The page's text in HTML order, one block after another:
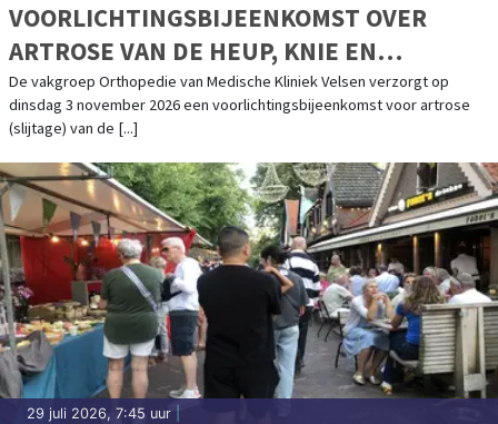
VOORLICHTINGSBIJEENKOMST OVER
ARTROSE VAN DE HEUP, KNIE EN
SCHOUDER IN MEDISCHE KLINIEK VELSEN
De vakgroep Orthopedie van Medische Kliniek Velsen verzorgt op
dinsdag 3 november 2026 een voorlichtingsbijeenkomst voor artrose
(slijtage) van de [...]
29 juli 2026, 7:45 uur